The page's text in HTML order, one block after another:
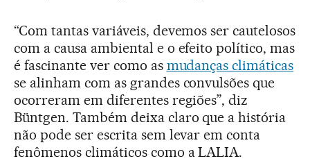
“Com tantas variáveis, devemos ser cautelosos
com a causa ambiental e o efeito político, mas
é fascinante ver como as mudanças climáticas
se alinham com as grandes convulsões que
ocorreram em diferentes regiões”, diz
Büntgen. Também deixa claro que a história
não pode ser escrita sem levar em conta
fenômenos climáticos como a LALIA.